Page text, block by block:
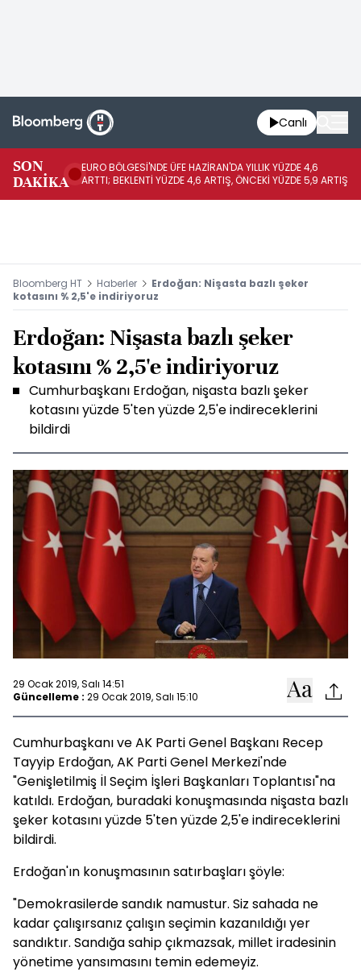
Canlı
SON
DAKİKA
EURO BÖLGESİ'NDE ÜFE HAZİRAN'DA YILLIK YÜZDE 4,6
ARTTI; BEKLENTİ YÜZDE 4,6 ARTIŞ, ÖNCEKİ YÜZDE 5,9 ARTIŞ
Bloomberg HT Haberler
Erdoğan: Nişasta bazlı şeker
kotasını % 2,5'e indiriyoruz
Erdoğan: Nişasta bazlı şeker
kotasını % 2,5'e indiriyoruz
Cumhurbaşkanı Erdoğan, nişasta bazlı şeker
kotasını yüzde 5'ten yüzde 2,5'e indireceklerini
bildirdi
29 Ocak 2019, Salı 14:51
Güncelleme : 29 Ocak 2019, Salı 15:10
Cumhurbaşkanı ve AK Parti Genel Başkanı Recep
Tayyip Erdoğan, AK Parti Genel Merkezi'nde
"Genişletilmiş İl Seçim İşleri Başkanları Toplantısı"na
katıldı. Erdoğan, buradaki konuşmasında nişasta bazlı
şeker kotasını yüzde 5'ten yüzde 2,5'e indireceklerini
bildirdi.
Erdoğan'ın konuşmasının satırbaşları şöyle:
"Demokrasilerde sandık namustur. Siz sahada ne
kadar çalışırsanız çalışın seçimin kazanıldığı yer
sandıktır. Sandığa sahip çıkmazsak, millet iradesinin
yönetime yansımasını temin edemeyiz.